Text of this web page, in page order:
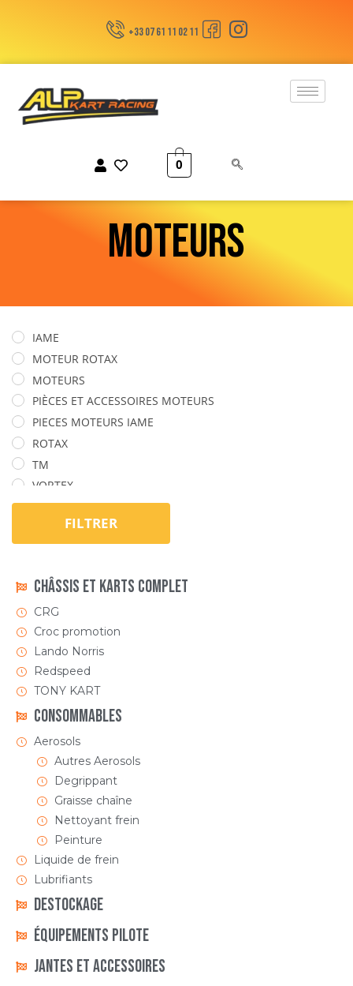
+33 07 61 11 02 11
0
MOTEURS
IAME
MOTEUR ROTAX
MOTEURS
PIÈCES ET ACCESSOIRES MOTEURS
PIECES MOTEURS IAME
ROTAX
TM
VORTEX
FILTRER
Châssis et Karts Complet
CRG
Croc promotion
Lando Norris
Redspeed
TONY KART
Consommables
Aerosols
Autres Aerosols
Degrippant
Graisse chaîne
Nettoyant frein
Peinture
Liquide de frein
Lubrifiants
DESTOCKAGE
ÉQUIPEMENTS PILOTE
Jantes et accessoires